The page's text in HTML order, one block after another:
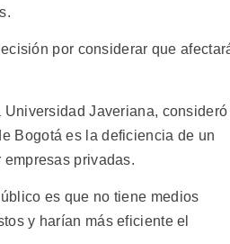
por considerar que
Universidad Javeriana, consideró
Bogotá es la deficiencia de un
privadas.
es que no tiene medios
y harían más eficiente el